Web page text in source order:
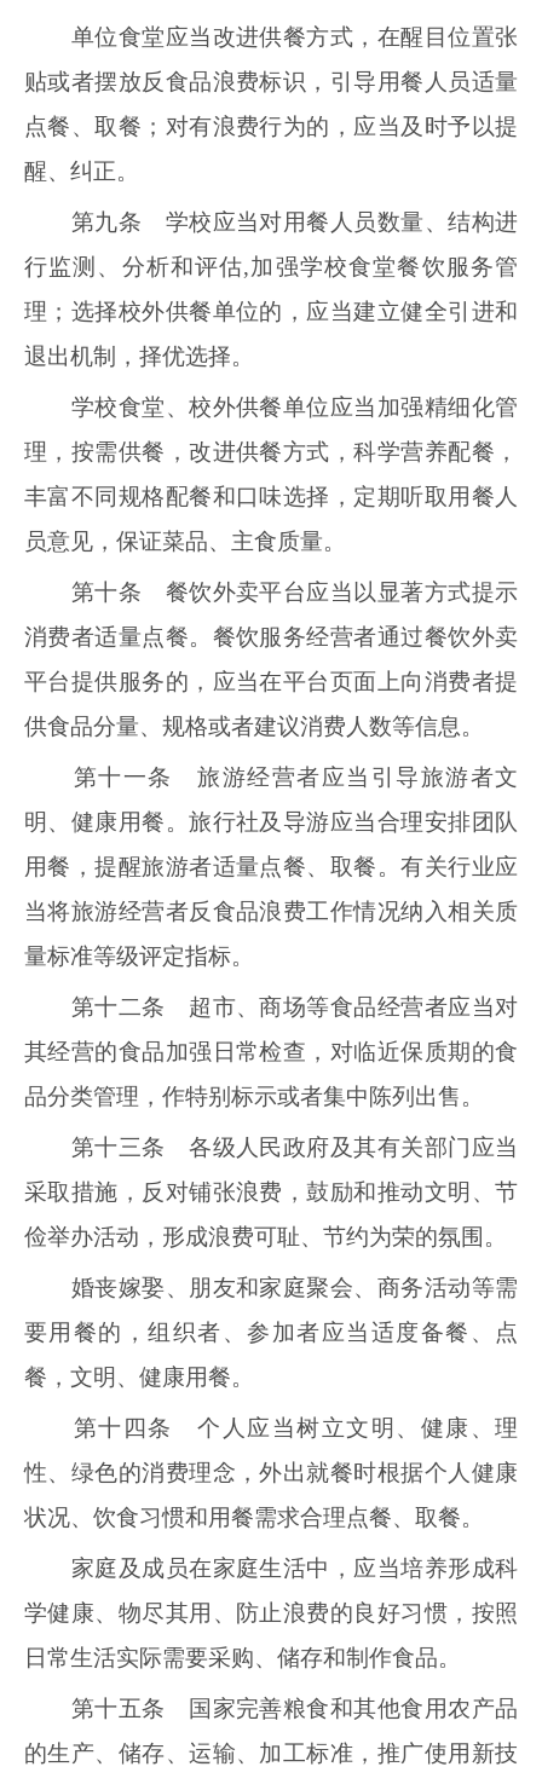
单位食堂应当改进供餐方式，在醒目位置张
贴或者摆放反食品浪费标识，引导用餐人员适量
点餐、取餐；对有浪费行为的，应当及时予以提
醒、纠正。
第九条 学校应当对用餐人员数量、结构进
行监测、分析和评估,加强学校食堂餐饮服务管
理；选择校外供餐单位的，应当建立健全引进和
退出机制，择优选择。
学校食堂、校外供餐单位应当加强精细化管
理，按需供餐，改进供餐方式，科学营养配餐，
丰富不同规格配餐和口味选择，定期听取用餐人
员意见，保证菜品、主食质量。
第十条 餐饮外卖平台应当以显著方式提示
消费者适量点餐。餐饮服务经营者通过餐饮外卖
平台提供服务的，应当在平台页面上向消费者提
供食品分量、规格或者建议消费人数等信息。
第十一条 旅游经营者应当引导旅游者文
明、健康用餐。旅行社及导游应当合理安排团队
用餐，提醒旅游者适量点餐、取餐。有关行业应
当将旅游经营者反食品浪费工作情况纳入相关质
量标准等级评定指标。
第十二条 超市、商场等食品经营者应当对
其经营的食品加强日常检查，对临近保质期的食
品分类管理，作特别标示或者集中陈列出售。
第十三条 各级人民政府及其有关部门应当
采取措施，反对铺张浪费，鼓励和推动文明、节
俭举办活动，形成浪费可耻、节约为荣的氛围。
婚丧嫁娶、朋友和家庭聚会、商务活动等需
要用餐的，组织者、参加者应当适度备餐、点
餐，文明、健康用餐。
第十四条 个人应当树立文明、健康、理
性、绿色的消费理念，外出就餐时根据个人健康
状况、饮食习惯和用餐需求合理点餐、取餐。
家庭及成员在家庭生活中，应当培养形成科
学健康、物尽其用、防止浪费的良好习惯，按照
日常生活实际需要采购、储存和制作食品。
第十五条 国家完善粮食和其他食用农产品
的生产、储存、运输、加工标准，推广使用新技